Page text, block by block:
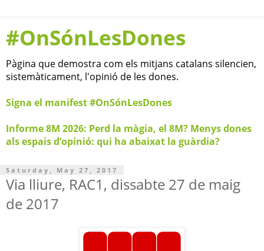
#OnSónLesDones
Pàgina que demostra com els mitjans catalans silencien,
sistemàticament, l'opinió de les dones.
Signa el manifest #OnSónLesDones
Informe 8M 2026: Perd la màgia, el 8M? Menys dones
als espais d’opinió: qui ha abaixat la guàrdia?
Saturday, May 27, 2017
Via lliure, RAC1, dissabte 27 de maig
de 2017